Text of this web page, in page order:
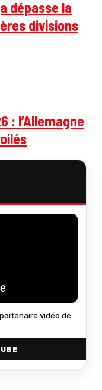
dépasse la
divisions
: l’Allemagne
vidéo de